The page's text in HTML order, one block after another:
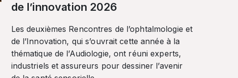
de l’innovation 2026
Les deuxièmes Rencontres de l’ophtalmologie et
de l’Innovation, qui s’ouvrait cette année à la
thématique de l’Audiologie, ont réuni experts,
industriels et assureurs pour dessiner l’avenir